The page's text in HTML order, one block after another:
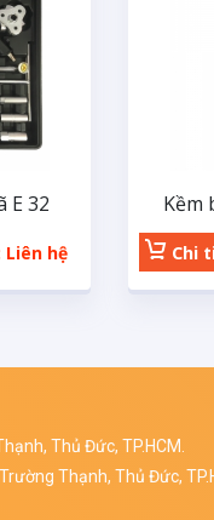
E 32
Liên hệ
Kềm
Chi
Thủ Đức, TP.HCM.
Thạnh, Thủ Đức,